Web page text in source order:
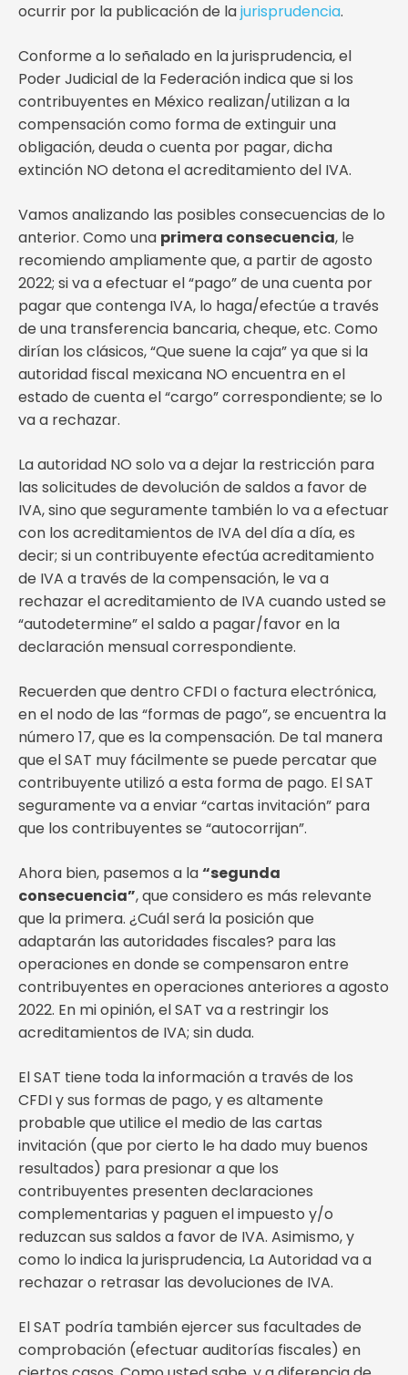
ocurrir por la publicación de lajurisprudencia.
Conforme a lo señalado en la jurisprudencia, el
Poder Judicial de la Federación indica que si los
contribuyentes en México realizan/utilizan a la
compensación como forma de extinguir una
obligación, deuda o cuenta por pagar, dicha
extinción NO detona el acreditamiento del IVA.
Vamos analizando las posibles consecuencias de lo
anterior. Como una primera consecuencia, le
recomiendo ampliamente que, a partir de agosto
2022; si va a efectuar el “pago” de una cuenta por
pagar que contenga IVA, lo haga/efectúe a través
de una transferencia bancaria, cheque, etc. Como
dirían los clásicos, “Que suene la caja” ya que si la
autoridad fiscal mexicana NO encuentra en el
estado de cuenta el “cargo” correspondiente; se lo
va a rechazar.
La autoridad NO solo va a dejar la restricción para
las solicitudes de devolución de saldos a favor de
IVA, sino que seguramente también lo va a efectuar
con los acreditamientos de IVA del día a día, es
decir; si un contribuyente efectúa acreditamiento
de IVA a través de la compensación, le va a
rechazar el acreditamiento de IVA cuando usted se
“autodetermine” el saldo a pagar/favor en la
declaración mensual correspondiente.
Recuerden que dentro CFDI o factura electrónica,
en el nodo de las “formas de pago”, se encuentra la
número 17, que es la compensación. De tal manera
que el SAT muy fácilmente se puede percatar que
contribuyente utilizó a esta forma de pago. El SAT
seguramente va a enviar “cartas invitación” para
que los contribuyentes se “autocorrijan”.
Ahora bien, pasemos a la“segunda
consecuencia”, que considero es más relevante
que la primera. ¿Cuál será la posición que
adaptarán las autoridades fiscales? para las
operaciones en donde se compensaron entre
contribuyentes en operaciones anteriores a agosto
2022. En mi opinión, el SAT va a restringir los
acreditamientos de IVA; sin duda.
El SAT tiene toda la información a través de los
CFDI y sus formas de pago, y es altamente
probable que utilice el medio de las cartas
invitación (que por cierto le ha dado muy buenos
resultados) para presionar a que los
contribuyentes presenten declaraciones
complementarias y paguen el impuesto y/o
reduzcan sus saldos a favor de IVA. Asimismo, y
como lo indica la jurisprudencia, La Autoridad va a
rechazar o retrasar las devoluciones de IVA.
El SAT podría también ejercer sus facultades de
comprobación (efectuar auditorías fiscales) en